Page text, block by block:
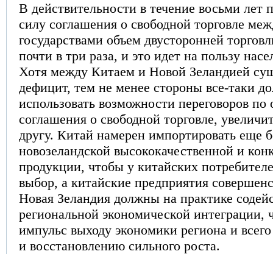
В действительности в течение восьми лет
силу соглашения о свободной торговле
государствами объем двусторонней
почти в три раза, и это идет на пользу
Хотя между Китаем и Новой Зеландией
дефицит, тем не менее стороны все-таки
использовать возможности переговоров
соглашения о свободной торговле,
другу. Китай намерен импортировать еще
новозеландской высококачественной и
продукции, чтобы у китайских
выбор, а китайские предприятия
Новая Зеландия должны на практике
региональной экономической интеграции,
импульс выходу экономики региона и
и восстановлению сильного роста.